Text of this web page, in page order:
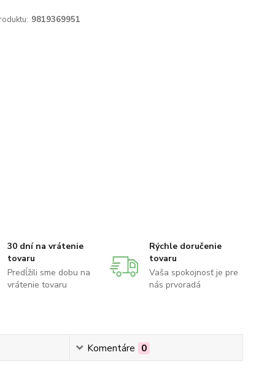
9819369951
30 dní na vrátenie
tovaru
Predĺžili sme dobu na
vrátenie tovaru
Rýchle doručenie
tovaru
Vaša spokojnosť je pre
nás prvoradá
Komentáre 0